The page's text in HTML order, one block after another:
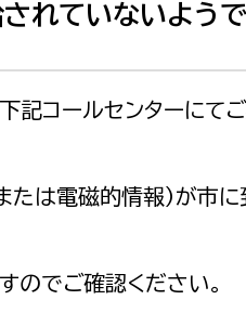
れていないよう
記コールセンターにて
たは電磁的情報）が市
のでご確認ください。